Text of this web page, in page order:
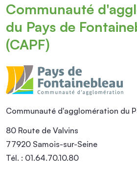
Communauté
du Pays de
(CAPF)
Communauté d'agglomération du
80 Route de Valvins
77920 Samois-sur-Seine
Tél. : 01.64.70.10.80